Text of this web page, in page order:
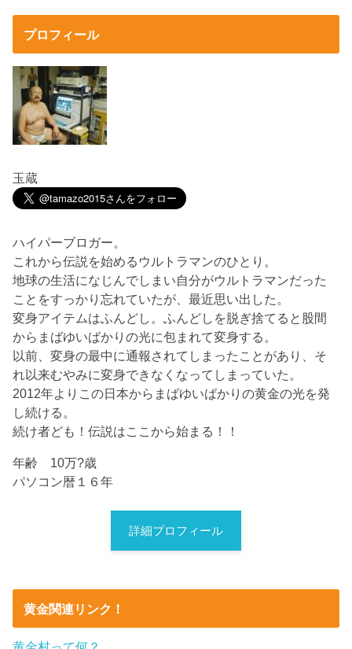
プロフィール
玉蔵
ハイパーブロガー。
これから伝説を始めるウルトラマンのひとり。
地球の生活になじんでしまい自分がウルトラマンだった
ことをすっかり忘れていたが、最近思い出した。
変身アイテムはふんどし。ふんどしを脱ぎ捨てると股間
からまばゆいばかりの光に包まれて変身する。
以前、変身の最中に通報されてしまったことがあり、そ
れ以来むやみに変身できなくなってしまっていた。
2012年よりこの日本からまばゆいばかりの黄金の光を発
し続ける。
続け者ども！伝説はここから始まる！！
年齢 10万?歳
パソコン暦１６年
詳細プロフィール
黄金関連リンク！